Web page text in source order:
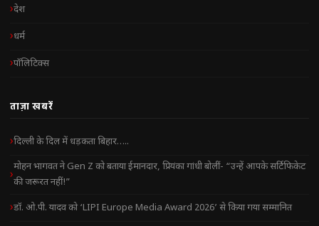
देश
धर्म
पॉलिटिक्स
ताज़ा खबरें
दिल्ली के दिल में धड़कता बिहार…..
मोहन भागवत ने Gen Z को बताया ईमानदार, प्रियंका गांधी बोलीं- “उन्हें आपके सर्टिफिकेट
की जरूरत नहीं!”
डॉ. ओ.पी. यादव को ‘LIPI Europe Media Award 2026’ से किया गया सम्मानित